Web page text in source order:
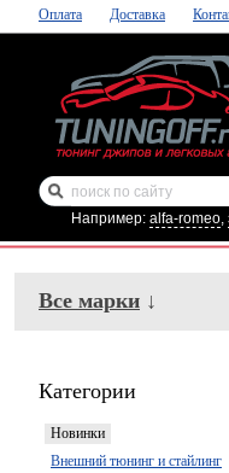
Оплата Доставка
Например: alfa-romeo,
Все марки ↓
Категории
Новинки
Внешний тюнинг и стайлинг